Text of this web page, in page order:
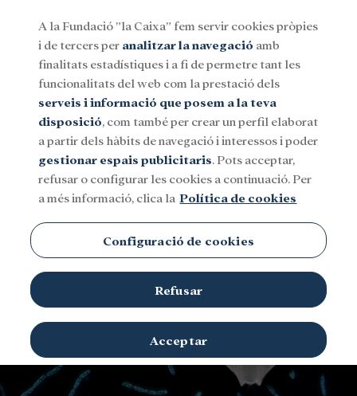
Menu
SocialInvestigació i bequesCultura
A la Fundació ”la Caixa” fem servir cookies pròpies
i de tercers per analitzar la navegació amb
finalitats estadístiques i a fi de permetre tant les
funcionalitats del web com la prestació dels
serveis i informació que posem a la teva
disposició, com també per crear un perfil elaborat
a partir dels hàbits de navegació i interessos i poder
gestionar espais publicitaris. Pots acceptar,
refusar o configurar les cookies a continuació. Per
a més informació, clica la Política de cookies
Configuració de cookies
Refusar
Acceptar